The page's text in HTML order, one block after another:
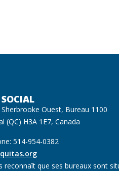
SOCIAL
Ouest, Bureau 1100
(QC) H3A 1E7, Canada
514-954-0382
reconnaît que ses bureaux sont